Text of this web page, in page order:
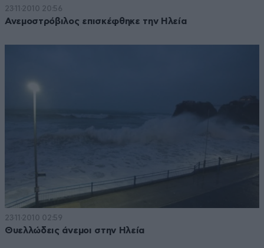
23·11·2010 20:56
Ανεμοστρόβιλος επισκέφθηκε την Ηλεία
23·11·2010 02:59
Θυελλώδεις άνεμοι στην Ηλεία